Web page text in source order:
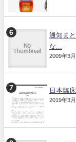
通知ま
な...
2009年3
日本臨
2019年3